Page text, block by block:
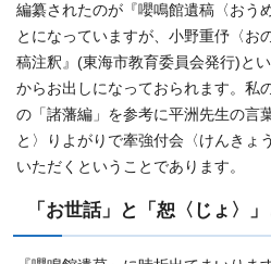
編纂されたのが『嚶鳴館遺稿〈おう
とになっていますが、小野重伃〈お
稿注釈』(東海市教育委員会発行)と
からお出しになっておられます。私
の「諸藩編」を参考に平洲先生の言
と〉りよがりで牽強付会〈けんきょ
いただくということであります。
「お世話」と「恕〈じょ〉